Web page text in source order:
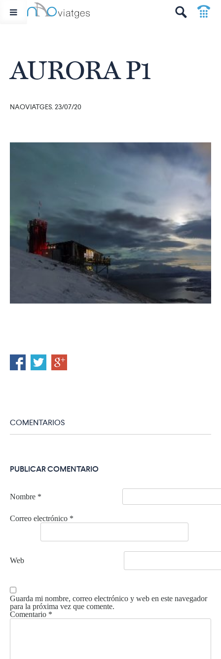
AURORA P1
NAOVIATGES. 23/07/20
COMENTARIOS
PUBLICAR COMENTARIO
Nombre *
Correo electrónico *
Web
Guarda mi nombre, correo electrónico y web en este navegador
para la próxima vez que comente.
Comentario *
t
p